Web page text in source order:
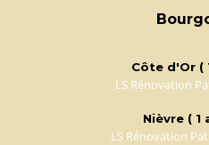
Côte d'Or (
LS Rénovation
Nièvre ( 1
LS Rénovation